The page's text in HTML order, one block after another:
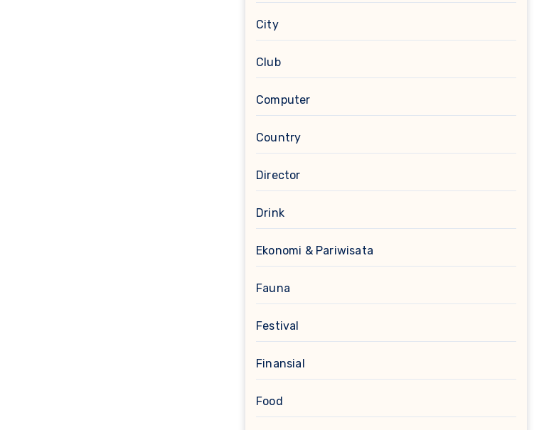
City
Club
Computer
Country
Director
Drink
Ekonomi & Pariwisata
Fauna
Festival
Finansial
Food